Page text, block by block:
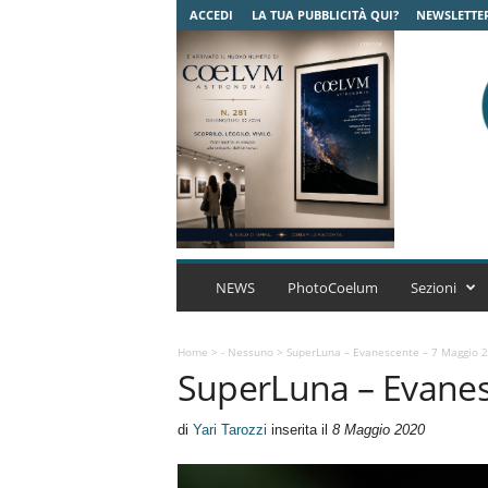
ACCEDI LA TUA PUBBLICITÀ QUI?
C
u
m
A
r
NEWS PhotoCoelum Sezioni
Home > - Nessuno> SuperLuna – Evanescente – 7 Maggio
SuperLuna –
di Yari Tarozzi inserita il 8 Maggio 2020